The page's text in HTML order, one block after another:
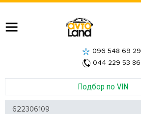
Подбор по VIN
096 548 69 29
044 229 53 86